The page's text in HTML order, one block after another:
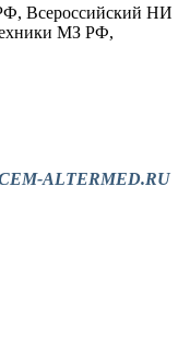
Всероссийский НИ
МЗ РФ,
ALTERMED.RU